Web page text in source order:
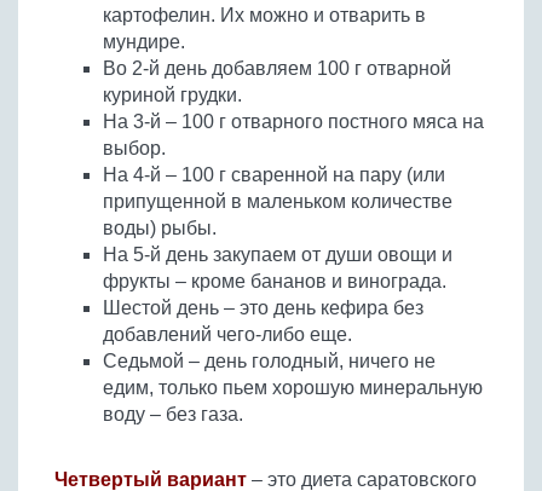
картофелин. Их можно и отварить в
мундире.
Во 2-й день добавляем 100 г отварной
куриной грудки.
На 3-й – 100 г отварного постного мяса на
выбор.
На 4-й – 100 г сваренной на пару (или
припущенной в маленьком количестве
воды) рыбы.
На 5-й день закупаем от души овощи и
фрукты – кроме бананов и винограда.
Шестой день – это день кефира без
добавлений чего-либо еще.
Седьмой – день голодный, ничего не
едим, только пьем хорошую минеральную
воду – без газа.
Четвертый вариант – это диета саратовского